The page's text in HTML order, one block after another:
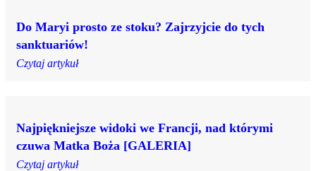
Do Maryi prosto ze stoku? Zajrzyjcie do tych
sanktuariów!
Czytaj artykuł
Najpiękniejsze widoki we Francji, nad którymi
czuwa Matka Boża [GALERIA]
Czytaj artykuł